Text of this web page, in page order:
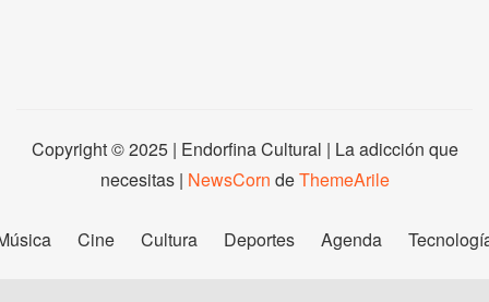
Copyright © 2025 | Endorfina Cultural | La adicción que
necesitas | NewsCorn deThemeArile
Cine Cultura Deportes Agenda